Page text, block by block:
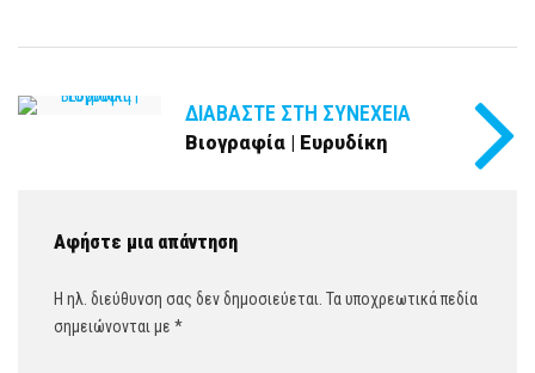
ΔΙΑΒΆΣΤΕ ΣΤΗ ΣΥΝΈΧΕΙΑ
Βιογραφία | Ευρυδίκη
Αφήστε μια απάντηση
Η ηλ. διεύθυνση σας δεν δημοσιεύεται. Τα υποχρεωτικά πεδία
σημειώνονται με *